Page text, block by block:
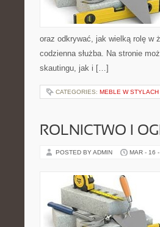
oraz odkrywać, jak wielką rolę w
codzienna służba. Na stronie
skautingu, jak i […]
CATEGORIES: MEBLE W
ROLNICTWO I
POSTED BY ADMIN MAR - 16